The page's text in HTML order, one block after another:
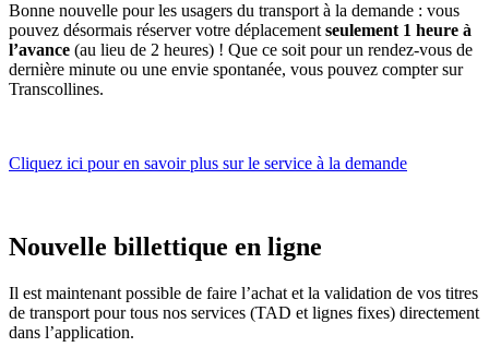
Bonne nouvelle pour les usagers du transport à la demande : vous
pouvez désormais réserver votre déplacement seulement 1 heure à
l’avance (au lieu de 2 heures) ! Que ce soit pour un rendez-vous de
dernière minute ou une envie spontanée, vous pouvez compter sur
Transcollines.
Cliquez ici pour en savoir plus sur le service à la demande
Nouvelle billettique en ligne
Il est maintenant possible de faire l’achat et la validation de vos titres
de transport pour tous nos services (TAD et lignes fixes) directement
dans l’application.